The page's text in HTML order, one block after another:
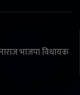
भाजपा विधायक